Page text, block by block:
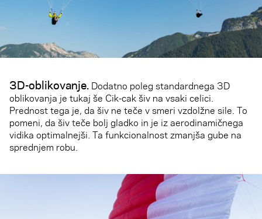
3D-oblikovanje. Dodatno poleg standardnega 3D
oblikovanja je tukaj še Cik-cak šiv na vsaki celici.
Prednost tega je, da šiv ne teče v smeri vzdolžne sile. To
pomeni, da šiv teče bolj gladko in je iz aerodinamičnega
vidika optimalnejši. Ta funkcionalnost zmanjša gube na
sprednjem robu.